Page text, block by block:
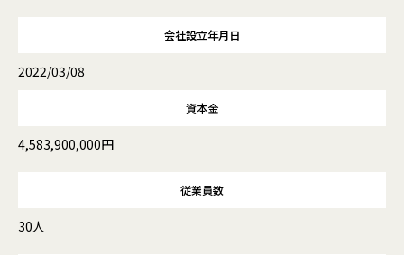
会社設立年月日
2022/03/08
資本金
4,583,900,000円
従業員数
30人